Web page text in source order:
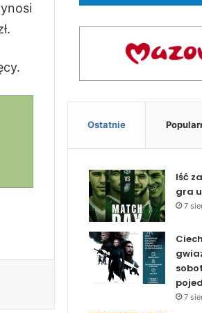
Ostatnie
Iść
gra
7
7